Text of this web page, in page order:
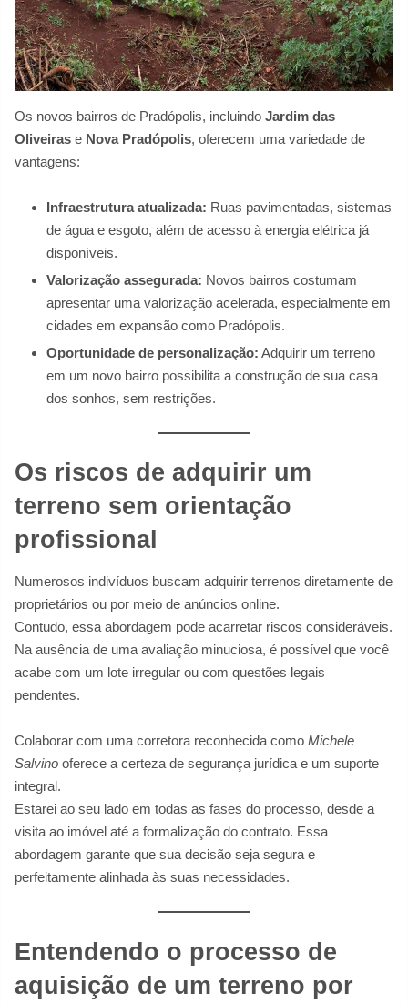
Os novos bairros de Pradópolis, incluindo Jardim das
Oliveiras e Nova Pradópolis, oferecem uma variedade de
vantagens:
Infraestrutura atualizada: Ruas pavimentadas, sistemas
de água e esgoto, além de acesso à energia elétrica já
disponíveis.
Valorização assegurada: Novos bairros costumam
apresentar uma valorização acelerada, especialmente em
cidades em expansão como Pradópolis.
Oportunidade de personalização: Adquirir um terreno
em um novo bairro possibilita a construção de sua casa
dos sonhos, sem restrições.
Os riscos de adquirir um
terreno sem orientação
profissional
Numerosos indivíduos buscam adquirir terrenos diretamente de
proprietários ou por meio de anúncios online.
Contudo, essa abordagem pode acarretar riscos consideráveis.
Na ausência de uma avaliação minuciosa, é possível que você
acabe com um lote irregular ou com questões legais
pendentes.
Colaborar com uma corretora reconhecida como Michele
Salvino oferece a certeza de segurança jurídica e um suporte
integral.
Estarei ao seu lado em todas as fases do processo, desde a
visita ao imóvel até a formalização do contrato. Essa
abordagem garante que sua decisão seja segura e
perfeitamente alinhada às suas necessidades.
Entendendo o processo de
aquisição de um terreno por